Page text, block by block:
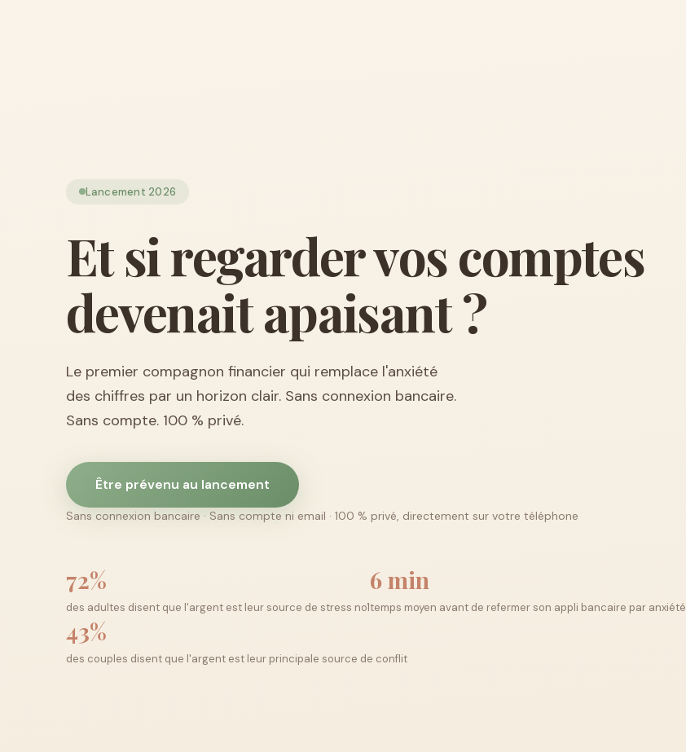
Lancement 2026
Et si regarder vos comptes
devenait apaisant ?
Le premier compagnon financier qui remplace l'anxiété
des chiffres par un horizon clair. Sans connexion bancaire.
Sans compte. 100 % privé.
Être prévenu au lancement
Sans connexion bancaire · Sans compte ni email · 100 % privé, directement sur votre téléphone
72%
des adultes disent que l'argent est leur source de stress no1
6 min
temps moyen avant de refermer son appli bancaire par anxiété
43%
des couples disent que l'argent est leur principale source de conflit